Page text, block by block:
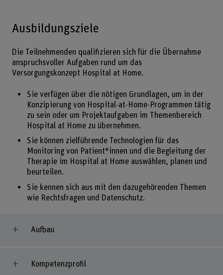
Ausbildungsziele
Die Teilnehmenden qualifizieren sich für die Übernahme
anspruchsvoller Aufgaben rund um das
Versorgungskonzept Hospital at Home.
Sie verfügen über die nötigen Grundlagen, um in der
Konzipierung von Hospital-at-Home-Programmen tätig
zu sein oder um Projektaufgaben im Themenbereich
Hospital at Home zu übernehmen.
Sie können zielführende Technologien für das
Monitoring von Patient*innen und die Begleitung der
Therapie im Hospital at Home auswählen, planen und
beurteilen.
Sie kennen sich aus mit den dazugehörenden Themen
wie Rechtsfragen und Datenschutz.
Aufbau
Kompetenzprofil